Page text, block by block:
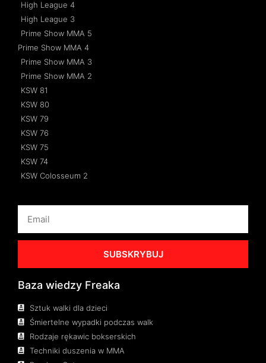
High League 4
High League 3
Prime Show MMA 5
Prime Show MMA 4
Prime Show MMA 3
Prime Show MMA 2
KSW 81
KSW 80
KSW 79
KSW 76
KSW 75
KSW 74
KSW Colosseum 2
SUBSKRYBUJ
Baza wiedzy Freaka
Sztuk walki dla dzieci
Śmiertelne wypadki podczas walk
Rodzaje rękawic bokserskich
Techniki duszenia w MMA